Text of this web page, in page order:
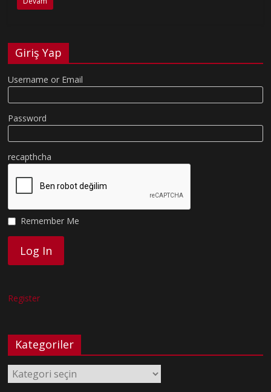
Giriş Yap
Username or Email
Password
recapthcha
Remember Me
Register
Kategoriler
Kategoriler